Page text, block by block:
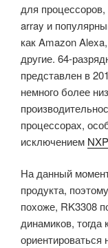
для
array и
как Amazon
другие. 64-
представлен в
немного более
процессорах,
исключением
На данный
продукта,
похоже, RK3308
динамиков, тогда
ориентироваться